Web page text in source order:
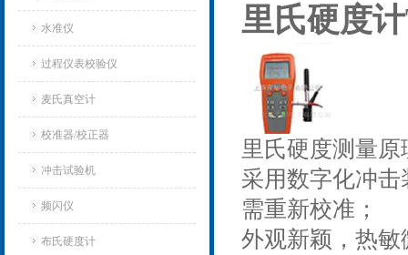
水准仪
过程仪表校验仪
麦氏真空计
校准器/校正器
冲击试验机
频闪仪
布氏硬度计
里氏硬度
里氏硬度测量
采用数字化冲
需重新校准；
外观新颖，热